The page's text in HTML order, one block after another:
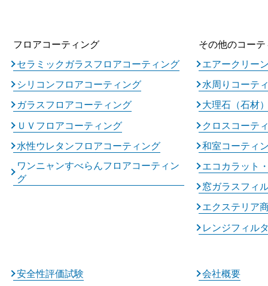
フロアコーティング
セラミックガラスフロアコーティング
シリコンフロアコーティング
ガラスフロアコーティング
ＵＶフロアコーティング
水性ウレタンフロアコーティング
ワンニャンすべらんフロアコーティン
グ
その他のコー
エアークリー
水周りコーテ
大理石（石材
クロスコーテ
和室コーティ
エコカラット
窓ガラスフィ
エクステリア
レンジフィル
安全性評価試験 会社概要